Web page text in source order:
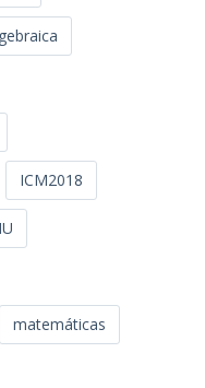
ICM2018
matemáticas